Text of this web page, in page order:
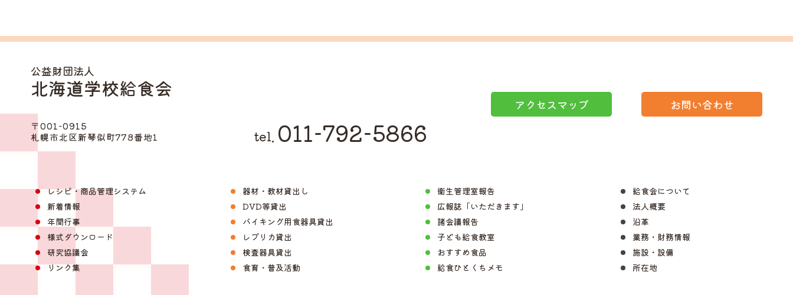
公益財団法人
北海道学校給食会
〒001-0915
札幌市北区新琴似町778番地1
tel. 011-792-5866
アクセスマップ お問い合わせ
レシピ・商品管理システム
新着情報
年間行事
様式ダウンロード
研究協議会
リンク集
器材・教材貸出し
DVD等貸出
バイキング用食器具貸出
レプリカ貸出
検査器具貸出
食育・普及活動
衛生管理室報告
広報誌「いただきます」
諸会議報告
子ども給食教室
おすすめ食品
給食ひとくちメモ
給食会について
法人概要
沿革
業務・財務情報
施設・設備
所在地